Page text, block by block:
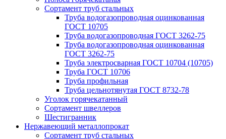
Сортамент труб стальных
Труба водогазопроводная оцинкованная
ГОСТ 10705
Труба водогазопроводная ГОСТ 3262-75
Труба водогазопроводная оцинкованная
ГОСТ 3262-75
Труба электросварная ГОСТ 10704 (10705)
Труба ГОСТ 10706
Труба профильная
Труба цельнотянутая ГОСТ 8732-78
Уголок горячекатанный
Сортамент швеллеров
Шестигранник
Нержавеющий металлопрокат
Сортамент труб стальных